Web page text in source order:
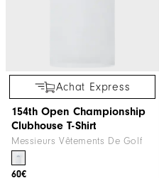
Achat Express
154th Open Championship
Clubhouse T-Shirt
Messieurs Vêtements De Golf
60€